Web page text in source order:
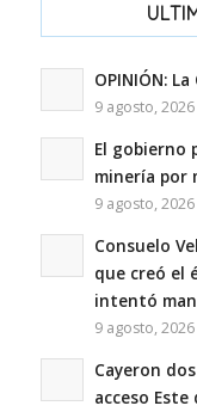
OPINIÓN:
9 agosto,
El gobierno
minería por
9 agosto,
Consuelo
que creó el
intentó
9 agosto,
Cayeron
acceso